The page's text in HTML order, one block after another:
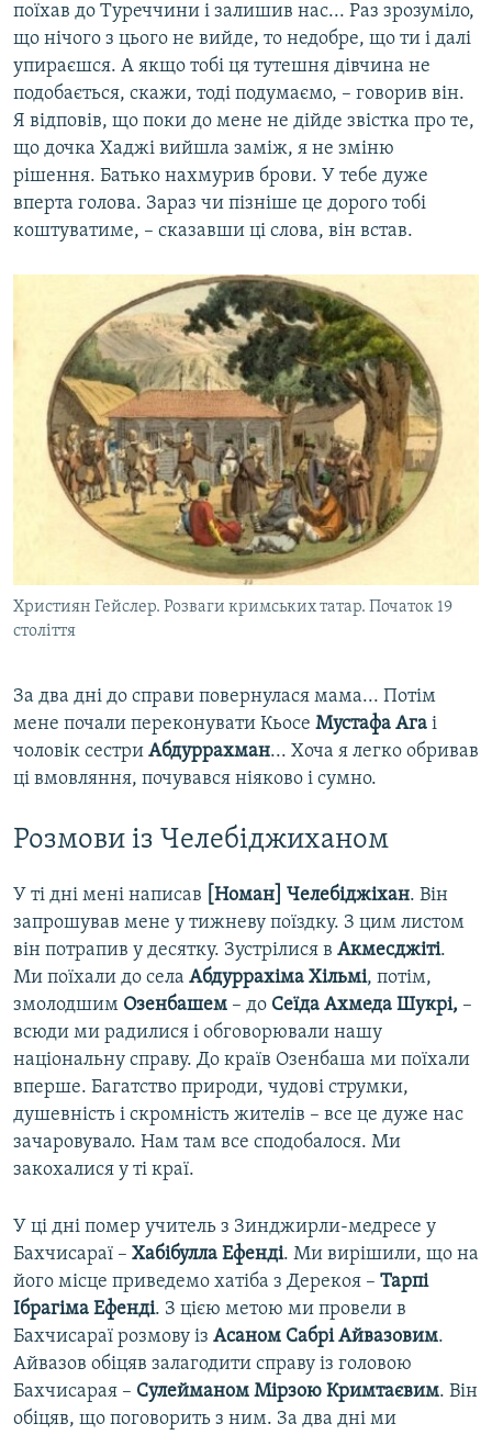
поїхав до Туреччини і залишив нас... Раз зрозуміло,
що нічого з цього не вийде, то недобре, що ти і далі
упираєшся. А якщо тобі ця тутешня дівчина не
подобається, скажи, тоді подумаємо, – говорив він.
Я відповів, що поки до мене не дійде звістка про те,
що дочка Хаджі вийшла заміж, я не зміню
рішення. Батько нахмурив брови. У тебе дуже
вперта голова. Зараз чи пізніше це дорого тобі
коштуватиме, – сказавши ці слова, він встав.
Християн Гейслер. Розваги кримських татар. Початок 19
століття
За два дні до справи повернулася мама... Потім
мене почали переконувати Кьосе Мустафа Ага і
чоловік сестри Абдуррахман... Хоча я легко обривав
ці вмовляння, почувався ніяково і сумно.
Розмови із Челебіджиханом
У ті дні мені написав [Номан] Челебіджіхан. Він
запрошував мене у тижневу поїздку. З цим листом
він потрапив у десятку. Зустрілися в Акмесджіті.
Ми поїхали до села Абдуррахіма Хільмі, потім,
змолодшим Озенбашем – до Сеїда Ахмеда Шукрі, –
всюди ми радилися і обговорювали нашу
національну справу. До країв Озенбаша ми поїхали
вперше. Багатство природи, чудові струмки,
душевність і скромність жителів – все це дуже нас
зачаровувало. Нам там все сподобалося. Ми
закохалися у ті краї.
У ці дні помер учитель з Зинджирли-медресе у
Бахчисараї – Хабібулла Ефенді. Ми вирішили, що на
його місце приведемо хатіба з Дерекоя – Тарпі
Ібрагіма Ефенді. З цією метою ми провели в
Бахчисараї розмову із Асаном Сабрі Айвазовим.
Айвазов обіцяв залагодити справу із головою
Бахчисарая – Сулейманом Мірзою Кримтаєвим. Він
обіцяв, що поговорить з ним. За два дні ми